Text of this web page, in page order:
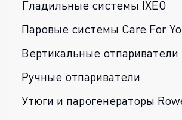
Гладильные системы IXEO
Паровые системы Care For
Вертикальные отпариватели
Ручные отпариватели
Утюги и парогенераторы